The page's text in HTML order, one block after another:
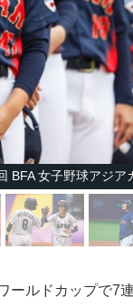
BFA 女子野球アジア
ルドカップで7